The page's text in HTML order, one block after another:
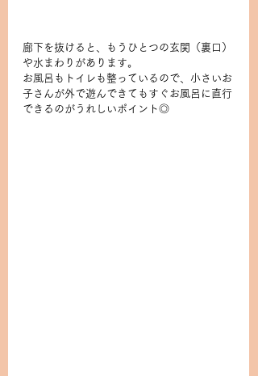
廊下を抜けると、もうひとつの玄関（裏口）
や水まわりがあります。
お風呂もトイレも整っているので、小さいお
子さんが外で遊んできてもすぐお風呂に直行
できるのがうれしいポイント◎